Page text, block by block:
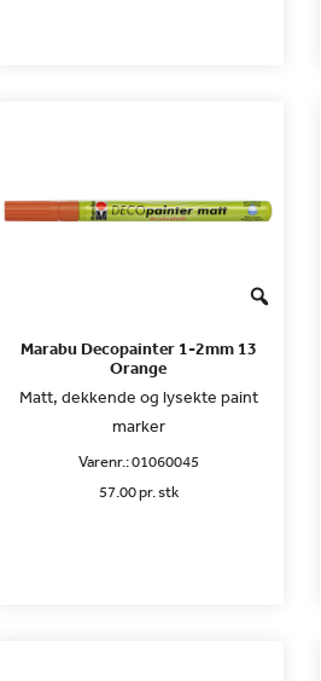
Marabu Decopainter 1-2mm 13
Orange
Matt, dekkende og lysekte paint
marker
Varenr.:01060045
57.00 pr. stk